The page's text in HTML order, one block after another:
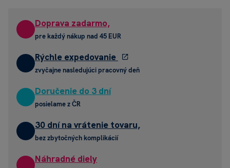
Doprava zadarmo,
pre každý nákup nad 45 EUR
Rýchle expedovanie
zvyčajne nasledujúci pracovný deň
Doručenie do 3 dní
posielame z ČR
30 dní na vrátenie tovaru,
bez zbytočných komplikácií
Náhradné diely